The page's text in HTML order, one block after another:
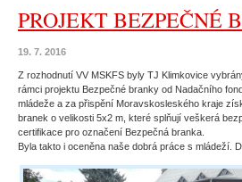
PROJEKT BEZPEČNÉ
19. 7. 2016
Z rozhodnutí VV MSKFS byly TJ Klimkovice
rámci projektu Bezpečné branky od Nadačního
mládeže a za přispění Moravskosleského kraje
branek o velikosti 5x2 m, které splňují veškerá
certifikace pro označení Bezpečná branka.
Byla takto i oceněna naše dobrá práce s mládeží.